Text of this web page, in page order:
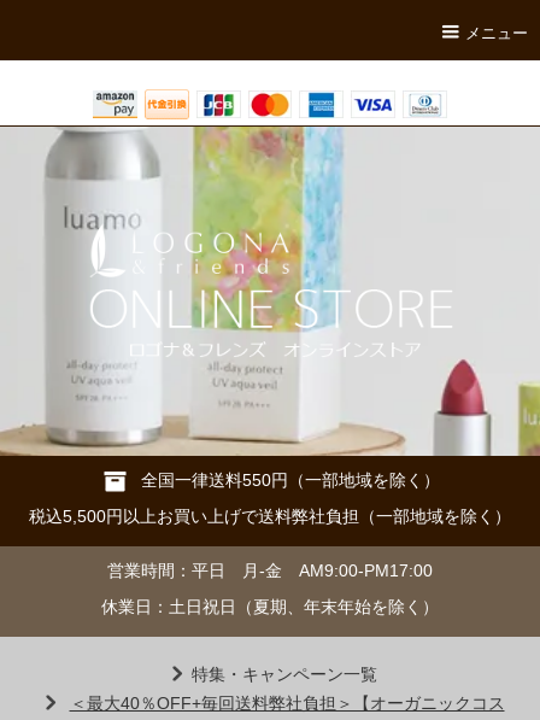
メニュー
全国一律送料550円（一部地域を除く）
税込5,500円以上お買い上げで送料弊社負担（一部地域を除く）
営業時間：平日 月-金 AM9:00-PM17:00
休業日：土日祝日（夏期、年末年始を除く）
特集・キャンペーン一覧
＜最大40％OFF+毎回送料弊社負担＞【オーガニックコス